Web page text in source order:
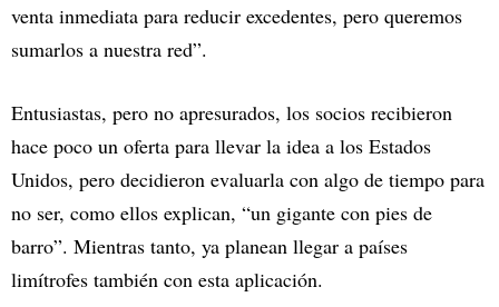
venta inmediata para reducir excedentes, pero queremos
sumarlos a nuestra red”.
Entusiastas, pero no apresurados, los socios recibieron
hace poco un oferta para llevar la idea a los Estados
Unidos, pero decidieron evaluarla con algo de tiempo para
no ser, como ellos explican, “un gigante con pies de
barro”. Mientras tanto, ya planean llegar a países
limítrofes también con esta aplicación.